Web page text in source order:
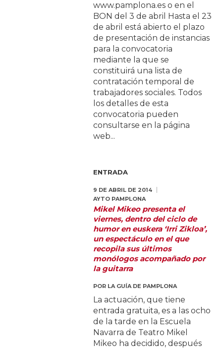
www.pamplona.es o en el
BON del 3 de abril Hasta el 23
de abril está abierto el plazo
de presentación de instancias
para la convocatoria
mediante la que se
constituirá una lista de
contratación temporal de
trabajadores sociales. Todos
los detalles de esta
convocatoria pueden
consultarse en la página
web...
ENTRADA
9 DE ABRIL DE 2014
AYTO PAMPLONA
Mikel Mikeo presenta el
viernes, dentro del ciclo de
humor en euskera ‘Irri Zikloa’,
un espectáculo en el que
recopila sus últimos
monólogos acompañado por
la guitarra
POR LA GUÍA DE PAMPLONA
La actuación, que tiene
entrada gratuita, es a las ocho
de la tarde en la Escuela
Navarra de Teatro Mikel
Mikeo ha decidido, después